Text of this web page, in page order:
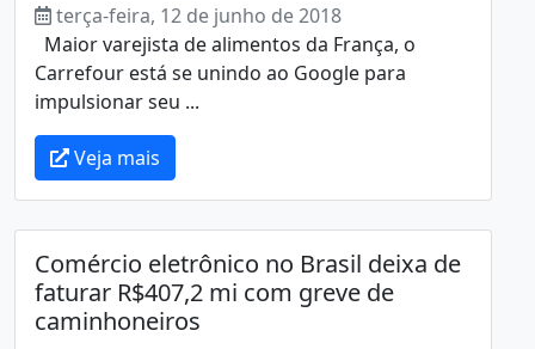
terça-feira, 12 de junho de 2018
Maior varejista de alimentos da França, o
Carrefour está se unindo ao Google para
impulsionar seu ...
Veja mais
Comércio eletrônico no Brasil deixa de
faturar R$407,2 mi com greve de
caminhoneiros